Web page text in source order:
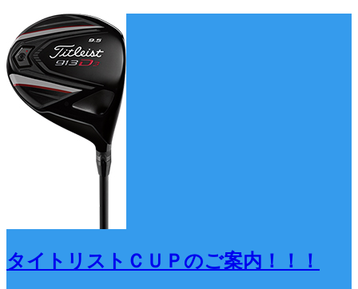
タイトリストＣＵＰのご案内！！！